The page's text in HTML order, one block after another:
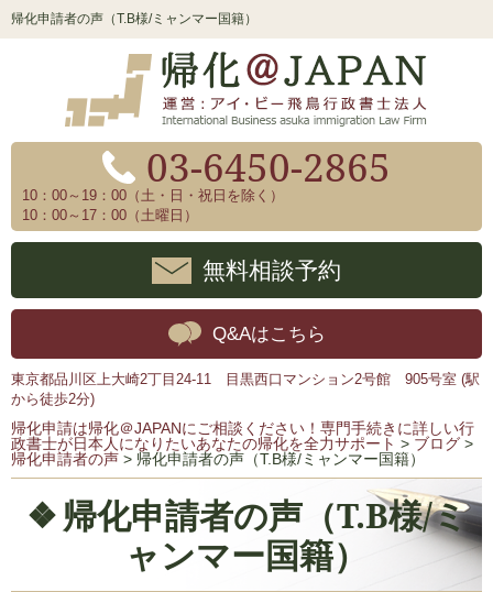
帰化申請者の声（T.B様/ミャンマー国籍）
03-6450-2865
10：00～19：00（土・日・祝日を除く）
10：00～17：00（土曜日）
無料相談予約
Q&Aはこちら
東京都品川区上大崎2丁目24-11 目黒西口マンション2号館 905号室 (駅
から徒歩2分)
帰化申請は帰化＠JAPANにご相談ください！専門手続きに詳しい行
政書士が日本人になりたいあなたの帰化を全力サポート > ブログ >
帰化申請者の声 > 帰化申請者の声（T.B様/ミャンマー国籍）
帰化申請者の声（T.B様/ミ
ャンマー国籍）